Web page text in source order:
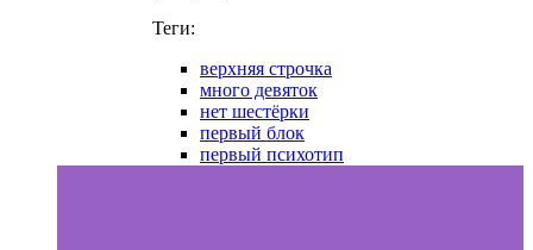
Теги:
верхняя строчка
много девяток
нет шестёрки
первый блок
первый психотип